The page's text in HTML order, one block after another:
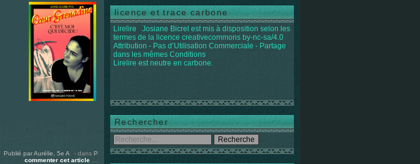
Publié par Aurélie, 5e A - dans P
commenter cet article
licence et trace carbone
Lirelire Josiane Bicrel est mis à disposition selon les
termes de la licence creativecommons by-nc-sa/4.0
Attribution - Pas d’Utilisation Commerciale - Partage
dans les mêmes Conditions
Lirelire est neutre en carbone.
Rechercher